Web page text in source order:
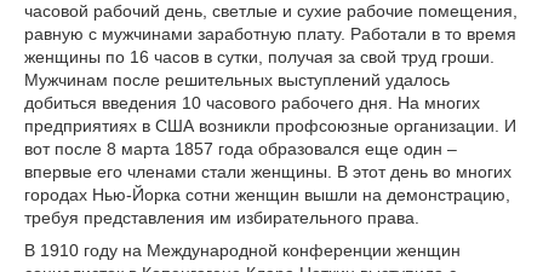
часовой рабочий день, светлые и сухие рабочие помещения,
равную с мужчинами заработную плату. Работали в то время
женщины по 16 часов в сутки, получая за свой труд гроши.
Мужчинам после решительных выступлений удалось
добиться введения 10 часового рабочего дня. На многих
предприятиях в США возникли профсоюзные организации. И
вот после 8 марта 1857 года образовался еще один –
впервые его членами стали женщины. В этот день во многих
городах Нью-Йорка сотни женщин вышли на демонстрацию,
требуя представления им избирательного права.
В 1910 году на Международной конференции женщин